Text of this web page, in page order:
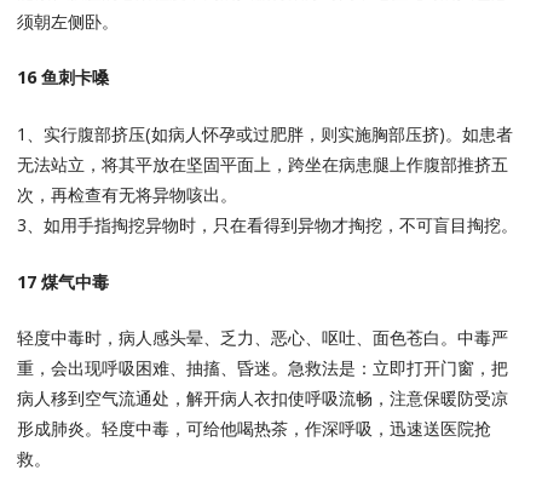
须朝左侧卧。
16 鱼刺卡嗓
1、实行腹部挤压(如病人怀孕或过肥胖，则实施胸部压挤)。如患者
无法站立，将其平放在坚固平面上，跨坐在病患腿上作腹部推挤五
次，再检查有无将异物咳出。
3、如用手指掏挖异物时，只在看得到异物才掏挖，不可盲目掏挖。
17 煤气中毒
轻度中毒时，病人感头晕、乏力、恶心、呕吐、面色苍白。中毒严
重，会出现呼吸困难、抽搐、昏迷。急救法是：立即打开门窗，把
病人移到空气流通处，解开病人衣扣使呼吸流畅，注意保暖防受凉
形成肺炎。轻度中毒，可给他喝热茶，作深呼吸，迅速送医院抢
救。